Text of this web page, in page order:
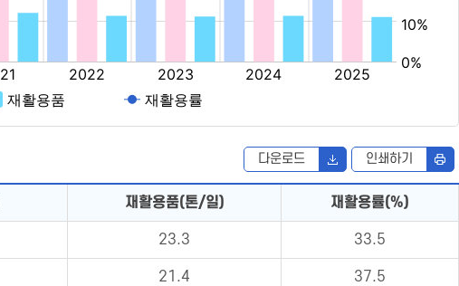
다운로드 인쇄하기
재활용품(톤/일) 재활용률(%)
23.3 33.5
21.4 37.5